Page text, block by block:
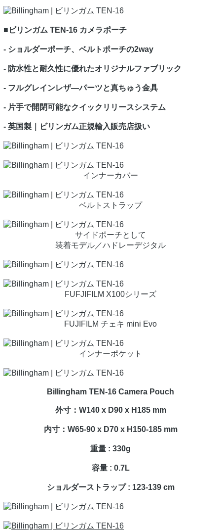
■ビリンガム TEN-16 カメラポーチ
- ショルダーポーチ、ベルトポーチの2way
- 防水性と耐久性に優れたオリジナルファブリック
- フルグレインレザ―パーツと真ちゅう金具
- 片手で開閉可能なクイックリリースシステム
- 英国製｜ビリンガム正規輸入販売店扱い
インナーカバー
ベルトストラップ
サイドポーチとして
装着モデル／ハドレーデジタル
FUFJIFILM X100シリーズ
FUJIFILM チェキ mini Evo
インナーポケット
Billingham TEN-16 Camera Pouch
外寸：W140 x D90 x H185 mm
内寸：W65-90 x D70 x H150-185 mm
重量 : 330g
容量 : 0.7L
ショルダーストラップ : 123-139 cm